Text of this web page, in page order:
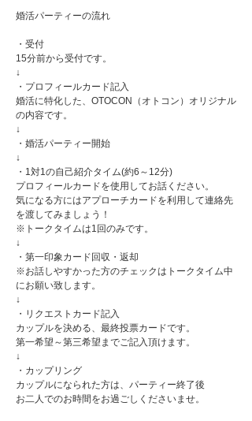
婚活パーティーの流れ
・受付
15分前から受付です。
↓
・プロフィールカード記入
婚活に特化した、OTOCON（オトコン）オリジナル
の内容です。
↓
・婚活パーティー開始
↓
・1対1の自己紹介タイム(約6～12分)
プロフィールカードを使用してお話ください。
気になる方にはアプローチカードを利用して連絡先
を渡してみましょう！
※トークタイムは1回のみです。
↓
・第一印象カード回収・返却
※お話しやすかった方のチェックはトークタイム中
にお願い致します。
↓
・リクエストカード記入
カップルを決める、最終投票カードです。
第一希望～第三希望までご記入頂けます。
↓
・カップリング
カップルになられた方は、パーティー終了後
お二人でのお時間をお過ごしくださいませ。